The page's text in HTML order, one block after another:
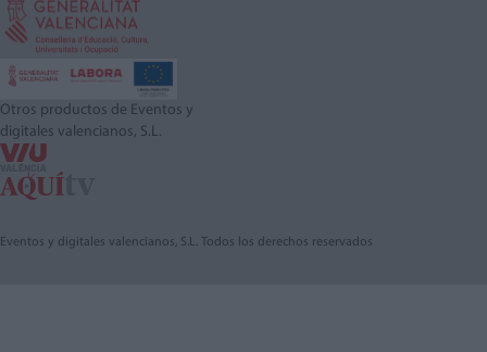
Otros productos de Eventos y
digitales valencianos, S.L.
Eventos y digitales valencianos, S.L. Todos los derechos reservados